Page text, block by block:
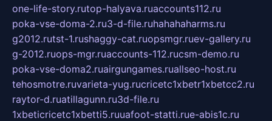
one-life-story.rutop-halyava.ruaccounts112.ru
poka-vse-doma-2.ru3-d-file.ruhahahaharms.ru
g2012.rutst-1.rushaggy-cat.ruopsmgr.ruev-gallery.ru
g-2012.ruops-mgr.ruaccounts-112.rucsm-demo.ru
poka-vse-doma2.ruairgungames.ruallseo-host.ru
tehosmotre.ruvarieta-yug.rucricetc1xbetr1xbetcc2.ru
raytor-d.ruatillagunn.ru3d-file.ru
1xbeticricetc1xbetti5.ruuafoot-statti.rue-abis1c.ru